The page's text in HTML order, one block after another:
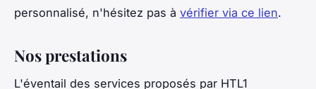
personnalisé, n'hésitez pas à vérifier via ce lien.
Nos prestations
L'éventail des services proposés par HTL1